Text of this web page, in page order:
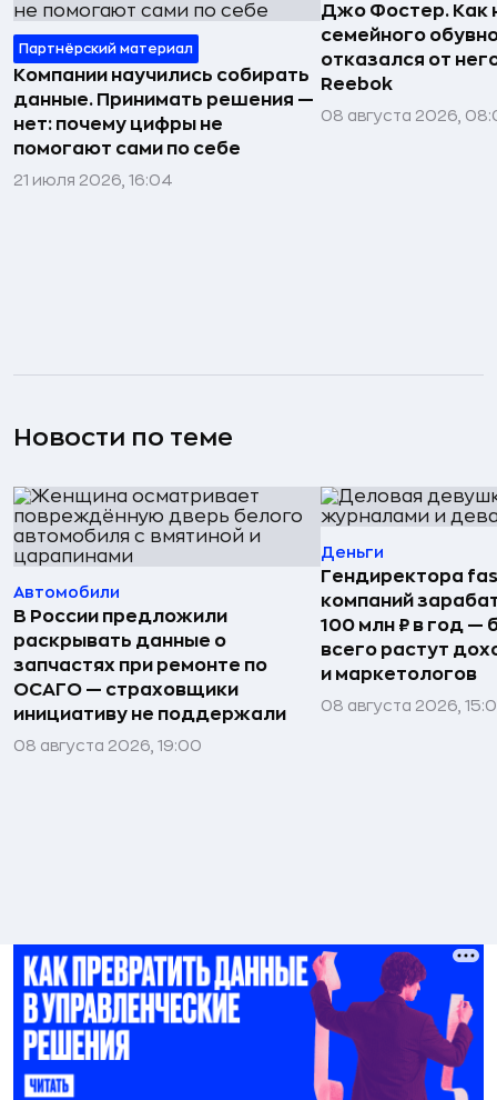
Партнёрский материал
Компании научились собирать
данные. Принимать решения —
нет: почему цифры не
помогают сами по себе
21 июля 2026, 16:04
Джо Фостер. Как
семейного
отказался от
Reebok
08 августа 2026,
Новости по теме
Автомобили
В России предложили
раскрывать данные о
запчастях при ремонте по
ОСАГО — страховщики
инициативу не поддержали
08 августа 2026, 19:00
Деньги
Гендиректора
компаний
100 млн ₽ в год —
всего растут
и маркетологов
08 августа 2026,